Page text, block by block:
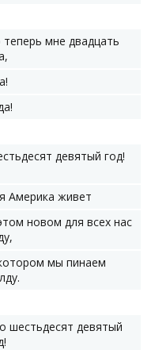
теперь мне двадцать
девятый год!
Америка живет
новом для всех нас
мы пинаем
шестьдесят девятый